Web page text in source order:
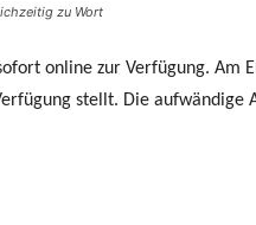
zu Wort
online zur Verfügung. Am
stellt. Die